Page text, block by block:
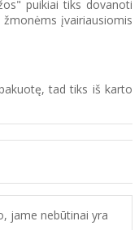
puikiai tiks dovanoti
įvairiausiomis
tad tiks iš karto
jame nebūtinai yra